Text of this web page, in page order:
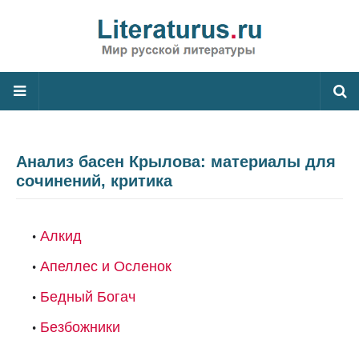
Анализ басен Крылова: материалы для
сочинений, критика
Алкид
Апеллес и Осленок
Бедный Богач
Безбожники